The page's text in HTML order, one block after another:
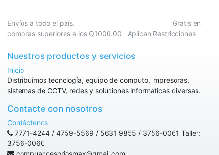
Envíos a todo el país. Gratis en
compras superiores a los Q1000.00 Aplican Restricciones
Nuestros productos y servicios
Inicio
Distribuimos tecnología, equipo de computo, impresoras,
sistemas de CCTV, redes y soluciones informáticas diversas.
Contacte con nosotros
Contáctenos
7771-4244 / 4759-5569 / 5631 9855 / 3756-0061 Taller:
3756-0060